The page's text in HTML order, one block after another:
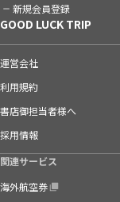
新規会員登録
GOOD LUCK TRIP
運営会社
利用規約
書店御担当者様へ
採用情報
関連サービス
海外航空券